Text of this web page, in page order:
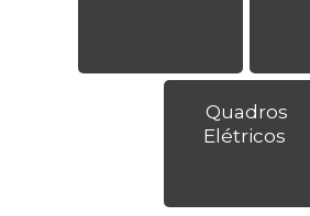
Quadros
Elétricos